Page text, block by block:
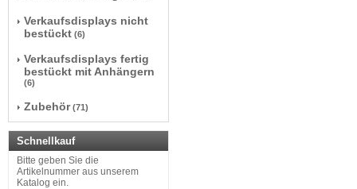
Verkaufsdisplays nicht
bestückt (6)
Verkaufsdisplays fertig
bestückt mit Anhängern
(6)
Zubehör (71)
Schnellkauf
Bitte geben Sie die
Artikelnummer aus unserem
Katalog ein.